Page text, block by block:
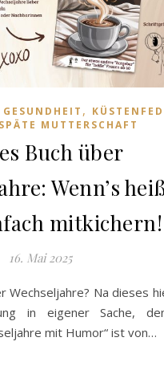
GESUNDHEIT ,
SPÄTE MUTTERSCHAFT
Buch über
Wenn’s
mitkichern!
16. Mai 2025
Wechseljahre? Na dieses
in eigener Sache,
mit Humor“ ist von…